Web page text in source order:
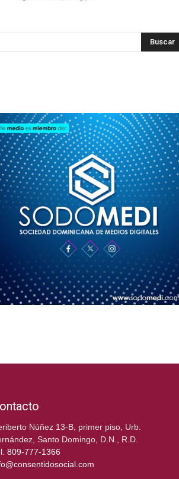
Núñez 13-B, primer piso, Urb.
Santo Domingo, D.N., R.D.
809-777-1366